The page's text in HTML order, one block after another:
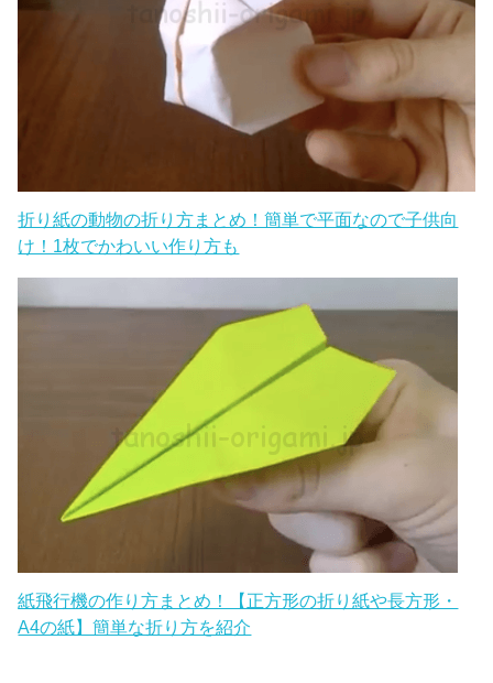
【花の折り紙まとめ】1枚で立体になる折り方や難易度高
折り紙の動物の折り方まとめ！簡単で平面なので子供向